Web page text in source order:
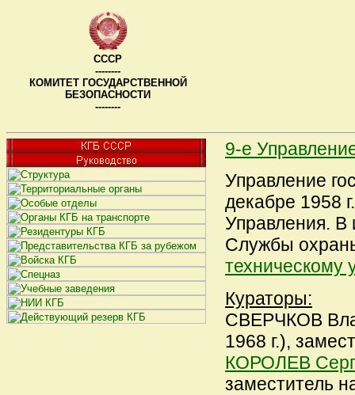
СССР
--------
КОМИТЕТ ГОСУДАРСТВЕННОЙ
БЕЗОПАСНОСТИ
--------
9-е
Управление
декабре 1958
Управления. В
Службы
техническому
Кураторы:
СВЕРЧКОВ
1968 г.),
КОРОЛЕВ
заместитель